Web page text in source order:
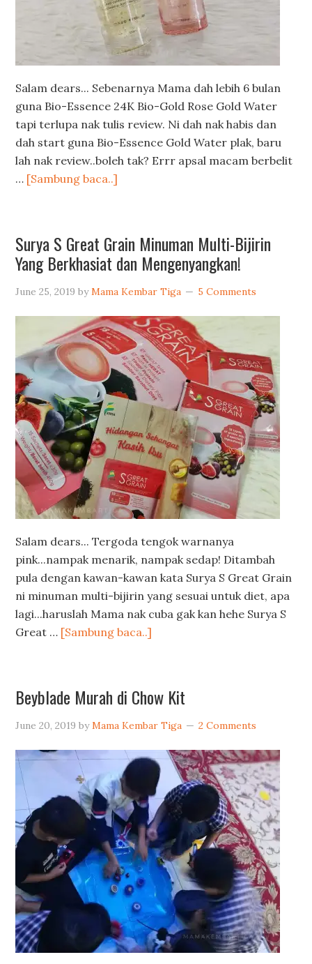
Salam dears... Sebenarnya Mama dah lebih 6 bulan
guna Bio-Essence 24K Bio-Gold Rose Gold Water
tapi terlupa nak tulis review. Ni dah nak habis dan
dah start guna Bio-Essence Gold Water plak, baru
lah nak review..boleh tak? Errr apsal macam berbelit
… [Sambung baca..]
Surya S Great Grain Minuman Multi-Bijirin
Yang Berkhasiat dan Mengenyangkan!
June 25, 2019 byMama Kembar Tiga 5 Comments
Salam dears... Tergoda tengok warnanya
pink...nampak menarik, nampak sedap! Ditambah
pula dengan kawan-kawan kata Surya S Great Grain
ni minuman multi-bijirin yang sesuai untuk diet, apa
lagi...haruslah Mama nak cuba gak kan hehe Surya S
Great … [Sambung baca..]
Beyblade Murah di Chow Kit
June 20, 2019 byMama Kembar Tiga 2 Comments